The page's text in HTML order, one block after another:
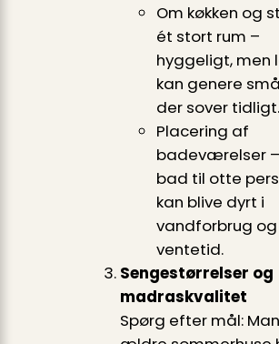
Om køkken og
ét stort rum –
hyggeligt, men
kan genere
der sover tidligt.
Placering af
badeværelser
bad til otte
kan blive dyrt i
vandforbrug og
ventetid.
Sengestørrelser og
madraskvalitet
Spørg efter mål: